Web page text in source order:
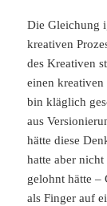
Die Gleichung
kreativen
des Kreativen
einen
bin kläglich
aus
hätte diese
hatte aber
gelohnt hätte –
als Finger auf